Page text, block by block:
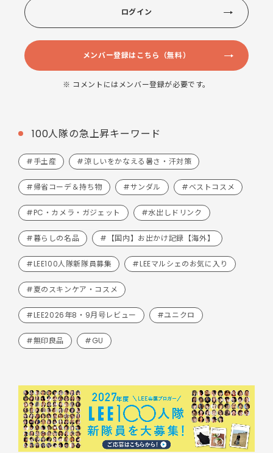
ログイン
メンバー登録はこちら（無料）
※ コメントにはメンバー登録が必要です。
100人隊の急上昇キーワード
#手土産 #涼しいをかなえる暑さ・汗対策
#帰省コーデ＆持ち物 #サンダル #ベストコスメ
#PC・カメラ・ガジェット #水出しドリンク
#暮らしの名品 #【国内】お出かけ記録【海外】
#LEE100人隊新隊員募集 #LEEマルシェのお気に入り
#夏のスキンケア・コスメ
#LEE2026年8・9月号レビュー #ユニクロ
#無印良品 #GU